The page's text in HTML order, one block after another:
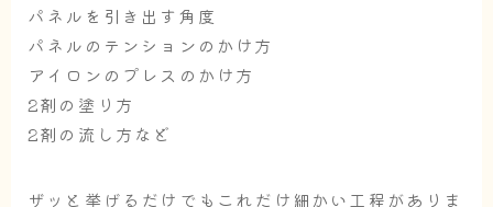
パネルを引き出す角度
パネルのテンションのかけ方
アイロンのプレスのかけ方
2剤の塗り方
2剤の流し方など
ザッと挙げるだけでもこれだけ細かい工程がありま